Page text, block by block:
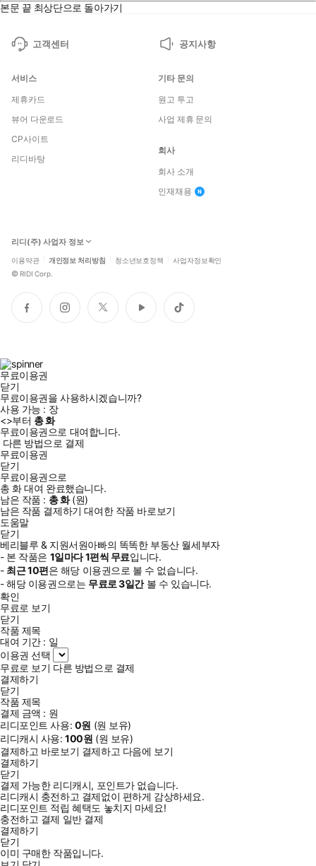
본문 끝 최상단으로 돌아가기
고객센터 공지사항
서비스
제휴카드
뷰어 다운로드
CP사이트
리디바탕
기타 문의
원고 투고
사업 제휴 문의
회사
회사 소개
인재채용
리디(주) 사업자 정보
이용약관 개인정보 처리방침 청소년보호정책 사업자정보확인
© RIDI Corp.
페
이
인
스
트
위
유
튜
틱
톡
무료이용권
닫기
무료이용권을 사용하시겠습니까?
사용 가능 : 장
<>부터 총화
무료이용권으로 대여합니다.
다른 방법으로 결제
무료이용권
닫기
무료이용권으로
총 화대여 완료했습니다.
남은 작품 : 총화(원)
남은 작품 결제하기 대여한 작품 바로보기
도움말
닫기
베리블루 & 지원서원아빠의 똑똑한 부동산 월세부자
- 본 작품은 1일마다1편씩 무료입니다.
- 최근10편은 해당 이용권으로 볼 수 없습니다.
- 해당 이용권으로는 무료로3일간볼 수 있습니다.
확인
무료로 보기
닫기
작품 제목
대여 기간 : 일
이용권 선택
무료로 보기 다른 방법으로 결제
결제하기
닫기
작품 제목
결제 금액 : 원
리디포인트 사용: 0원 (원 보유)
리디캐시 사용:100원 (원 보유)
결제하고 바로보기 결제하고 다음에 보기
결제하기
닫기
결제 가능한 리디캐시, 포인트가 없습니다.
리디캐시 충전하고 결제없이 편하게 감상하세요.
리디포인트 적립 혜택도 놓치지 마세요!
충전하고 결제 일반 결제
결제하기
닫기
이미 구매한 작품입니다.